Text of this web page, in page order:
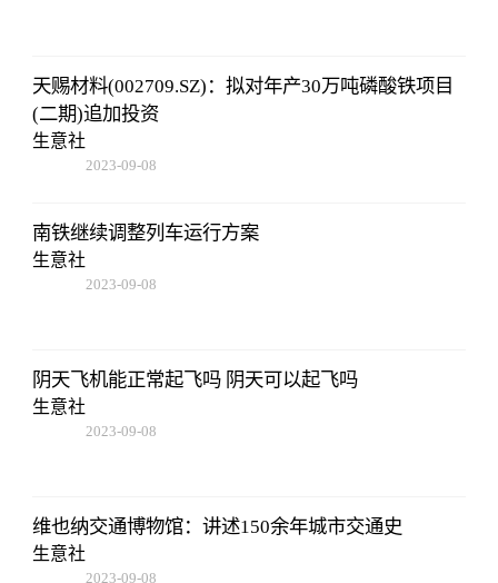
天赐材料(002709.SZ)：拟对年产30万吨磷酸铁项目
(二期)追加投资
生意社
2023-09-08
南铁继续调整列车运行方案
生意社
2023-09-08
阴天飞机能正常起飞吗 阴天可以起飞吗
生意社
2023-09-08
维也纳交通博物馆：讲述150余年城市交通史
生意社
2023-09-08